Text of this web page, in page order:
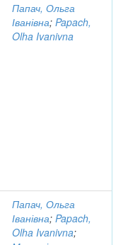
Папач, Ольга
Іванівна; Papach,
Olha Ivanivna
Папач, Ольга
Іванівна; Papach,
Olha Ivanivna;